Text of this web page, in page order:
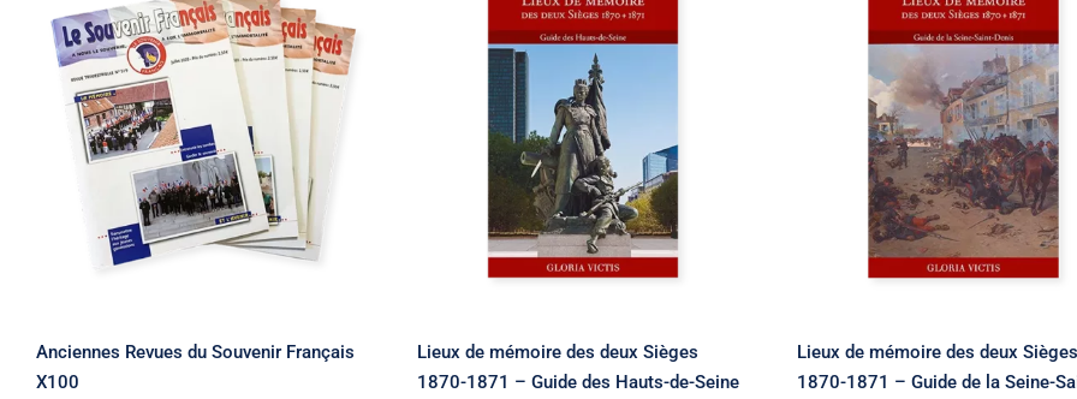
Anciennes Revues du
Souvenir Français X100
Anciennes Revues du Souvenir Français
X100
Lieux de mémoire des
deux Sièges 1870-1871 –
Guide des Hauts-de-Seine
Lieux de mémoire des deux Sièges
1870-1871 – Guide des Hauts-de-Seine
Lieux de mémoire des
deux Sièges 1870-1871 –
Guide de la Seine-Saint-
Denis
Lieux de mémoire des deux Sièges
1870-1871 – Guide de la Seine-